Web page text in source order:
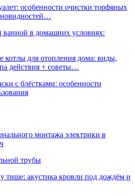
особенности очистки торфяных
ванной в домашних условиях:
котлы для отопления дома: виды,
действия + советы…
с блёстками: особенности
монтажа электрики в
трубы
тише: акустика кровли под дождём и